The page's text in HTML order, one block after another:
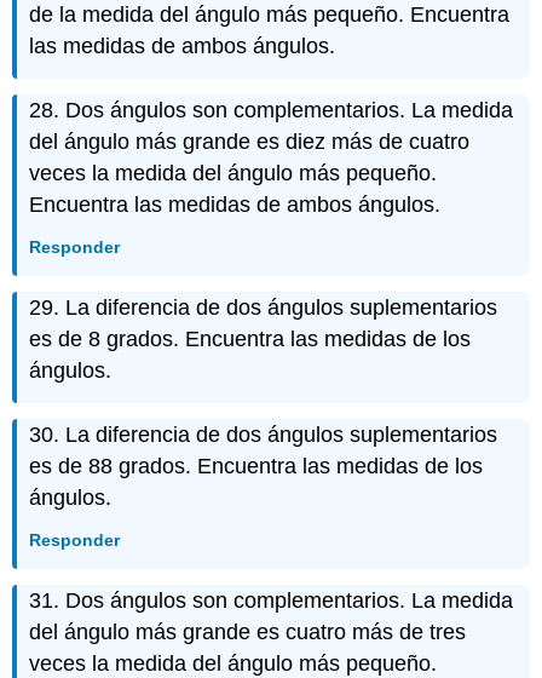
de la medida del ángulo más pequeño. Encuentra
las medidas de ambos ángulos.
28. Dos ángulos son complementarios. La medida
del ángulo más grande es diez más de cuatro
veces la medida del ángulo más pequeño.
Encuentra las medidas de ambos ángulos.
Responder
29. La diferencia de dos ángulos suplementarios
es de 8 grados. Encuentra las medidas de los
ángulos.
30. La diferencia de dos ángulos suplementarios
es de 88 grados. Encuentra las medidas de los
ángulos.
Responder
31. Dos ángulos son complementarios. La medida
del ángulo más grande es cuatro más de tres
veces la medida del ángulo más pequeño.